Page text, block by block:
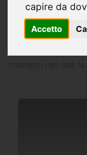
capire da
Accetto
Home
I prodotti più
trasmetti con stile la